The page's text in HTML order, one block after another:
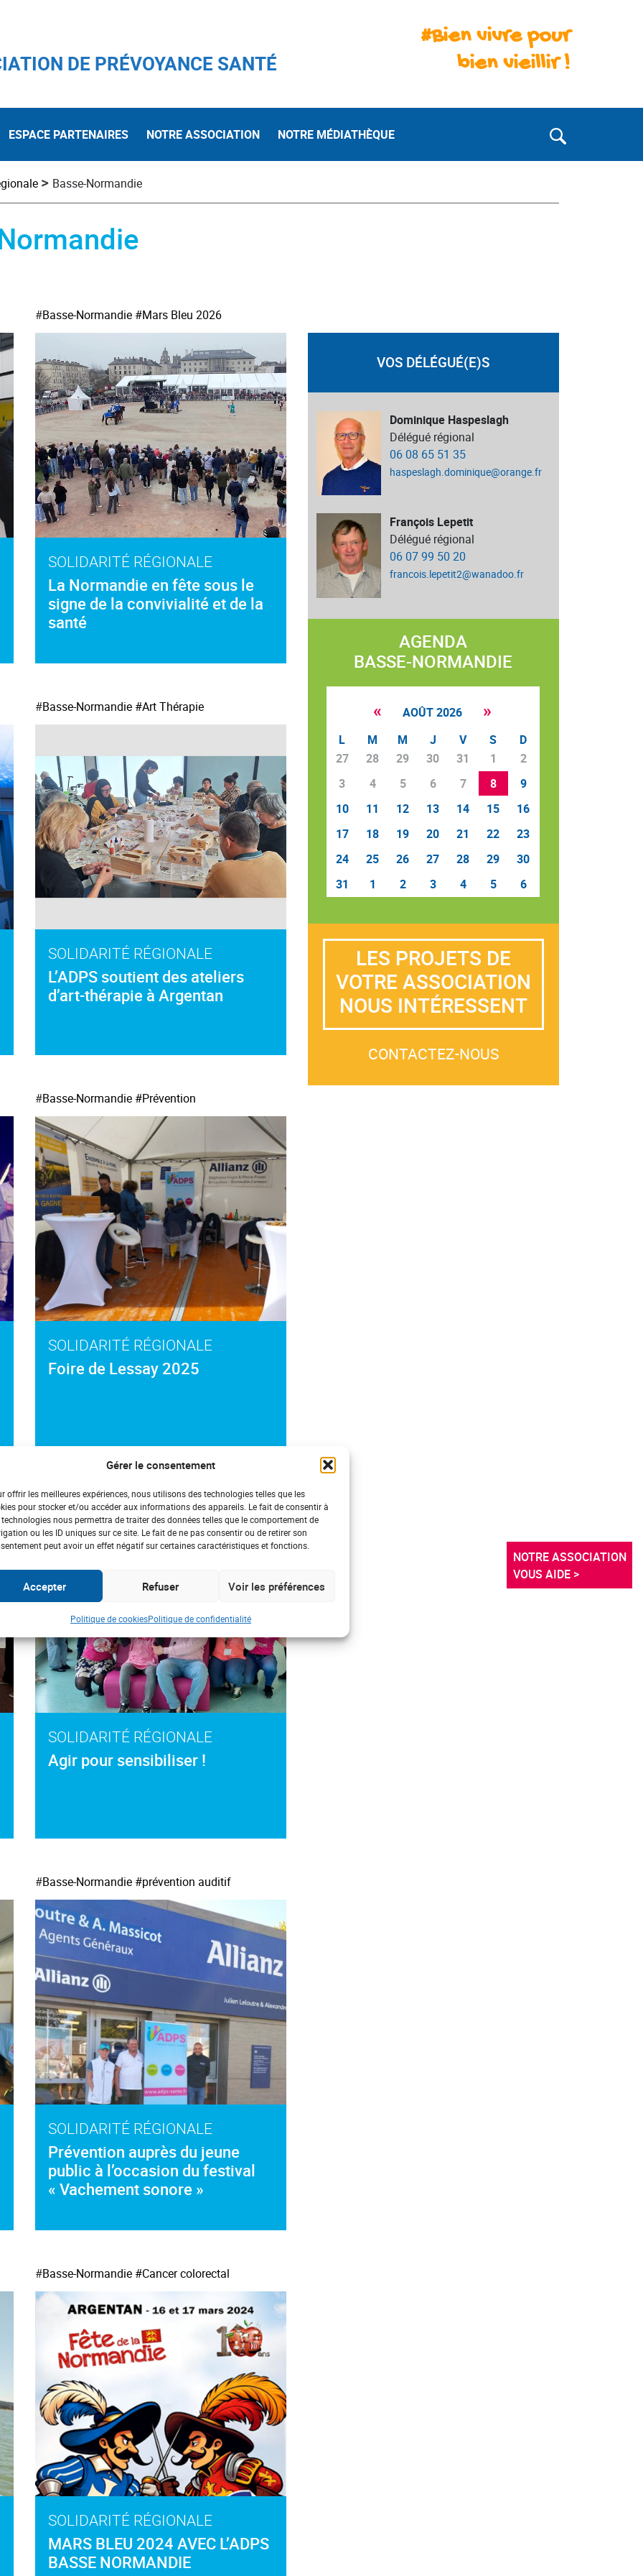
Gérer le consentement
offrir les meilleures expériences, nous utilisons des technologies telles que les
pour stocker et/ou accéder aux informations des appareils. Le fait de consentir à
technologies nous permettra de traiter des données telles que le comportement de
ou les ID uniques sur ce site. Le fait de ne pas consentir ou de retirer son
peut avoir un effet négatif sur certaines caractéristiques et fonctions.
Accepter Refuser Voir les préférences
Politique de cookiesPolitique de confidentialité
DE PRÉVOYANCE SANTÉ
#Bien vivre pour
bien vieillir !
ESPACE PARTENAIRES NOTRE ASSOCIATION NOTRE MÉDIATHÈQUE
> Basse-Normandie
#Basse-Normandie #Mars Bleu 2026
SOLIDARITÉ RÉGIONALE
La Normandie en fête sous le
signe de la convivialité et de la
santé
#Basse-Normandie #Art Thérapie
SOLIDARITÉ RÉGIONALE
L’ADPS soutient des ateliers
d’art-thérapie à Argentan
#Basse-Normandie #Prévention
SOLIDARITÉ RÉGIONALE
Foire de Lessay 2025
#Basse-Normandie#Octobre rose
SOLIDARITÉ RÉGIONALE
Agir pour sensibiliser !
#Basse-Normandie #prévention auditif
SOLIDARITÉ RÉGIONALE
Prévention auprès du jeune
public à l’occasion du festival
« Vachement sonore »
#Basse-Normandie #Cancer colorectal
SOLIDARITÉ RÉGIONALE
MARS BLEU 2024 AVEC L’ADPS
BASSE NORMANDIE
VOS DÉLÉGUÉ(E)S
Dominique Haspeslagh
Délégué régional
06 08 65 51 35
haspeslagh.dominique@orange.fr
François Lepetit
Délégué régional
06 07 99 50 20
francois.lepetit2@wanadoo.fr
AGENDA
BASSE-NORMANDIE
« AOÛT 2026 »
L M M J V S
D
27
28 29 30 31 1
2
3
4 5 6 7 8
9
10
11 12 13 14 15
16
17
18 19 20 21 22
23
24
25 26 27 28 29
30
31
1 2 3 4 5 6
LES PROJETS DE
VOTRE ASSOCIATION
NOUS INTÉRESSENT
CONTACTEZ-NOUS
NOTRE ASSOCIATION
VOUS AIDE >